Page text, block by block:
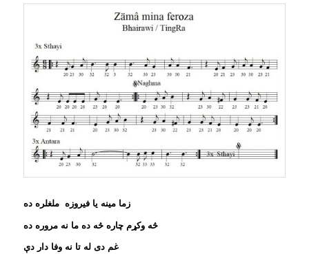
زما مينه يا فيروزه ملغلره ده
څه وکړم چاره څه ده ما نه مروره ده
غم دی له تا نه وفا دار دې